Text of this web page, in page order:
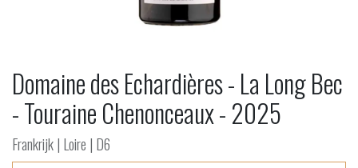
Domaine des Echardières - La Long Bec
- Touraine Chenonceaux - 2025
Frankrijk | Loire | D6